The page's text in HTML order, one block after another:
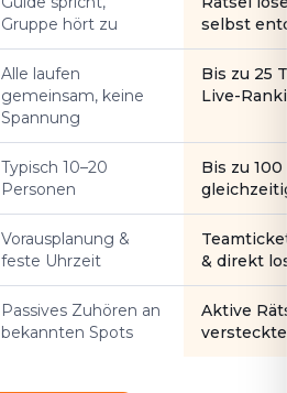
Gruppe hört zu
selbst
Alle laufen
gemeinsam, keine
Spannung
Bis zu 25
Live-
Typisch 10–20
Personen
Bis zu
Vorausplanung &
feste Uhrzeit
& direkt
Passives Zuhören an
bekannten Spots
Aktive